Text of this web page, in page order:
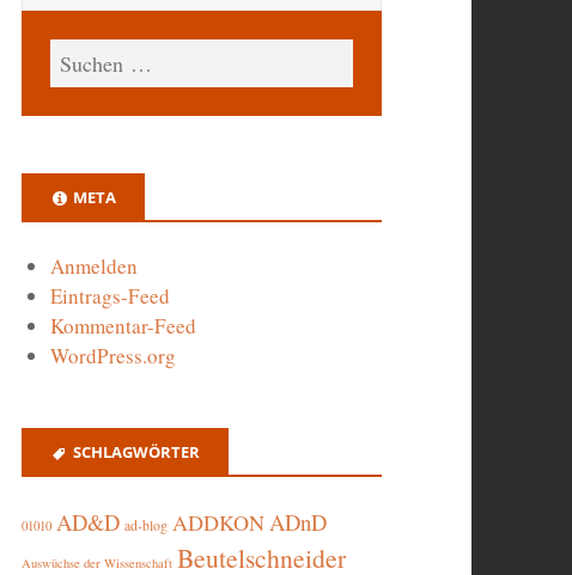
META
Anmelden
Eintrags-Feed
Kommentar-Feed
WordPress.org
SCHLAGWÖRTER
01010 AD&D ad-blog ADDKONADnD
Auswüchse der Wissenschaft Beutelschneider